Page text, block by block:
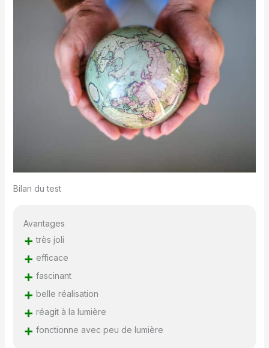
Bilan du test
Avantages
+ très joli
+ efficace
+ fascinant
+ belle réalisation
+ réagit à la lumière
+ fonctionne avec peu de lumière